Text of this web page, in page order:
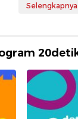
Selengkapnya